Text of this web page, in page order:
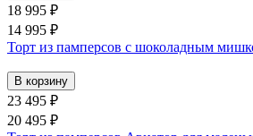
18 995 ₽
14 995 ₽
Торт из памперсов с шоколадным
23 495 ₽
20 495 ₽